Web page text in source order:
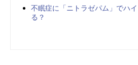
不眠症に「ニトラゼパム」でハ
る？